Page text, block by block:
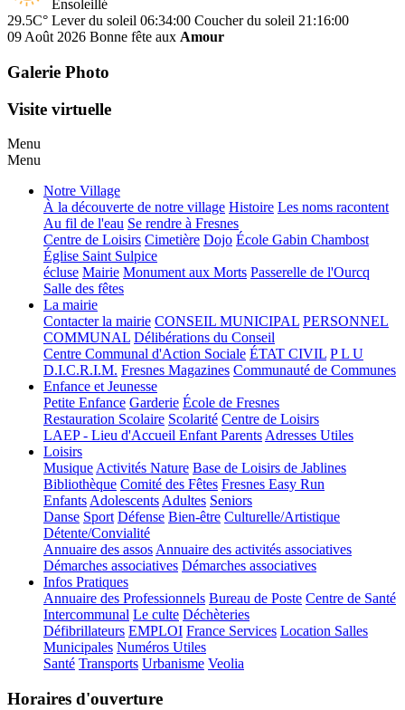
Ensoleillé
29.5C° Lever du soleil 06:34:00 Coucher du soleil 21:16:00
09 Août 2026 Bonne fête aux Amour
Galerie Photo
Visite virtuelle
Menu
Menu
Notre Village
À la découverte de notre village Histoire Les noms racontent
Au fil de l'eau Se rendre à Fresnes
Centre de Loisirs Cimetière Dojo École Gabin Chambost
Église Saint Sulpice
écluse Mairie Monument aux Morts Passerelle de l'Ourcq
Salle des fêtes
La mairie
Contacter la mairie CONSEIL MUNICIPAL PERSONNEL
COMMUNAL Délibérations du Conseil
Centre Communal d'Action Sociale ÉTAT CIVIL P L U
D.I.C.R.I.M. Fresnes Magazines Communauté de Communes
Enfance et Jeunesse
Petite Enfance Garderie École de Fresnes
Restauration Scolaire Scolarité Centre de Loisirs
LAEP - Lieu d'Accueil Enfant ParentsAdresses Utiles
Loisirs
MusiqueActivités Nature Base de Loisirs de Jablines
Bibliothèque Comité des Fêtes Fresnes Easy Run
EnfantsAdolescentsAdultes Seniors
Danse Sport Défense Bien-être Culturelle/Artistique
Détente/Convialité
Annuaire des assosAnnuaire des activités associatives
Démarches associatives Démarches associatives
Infos Pratiques
Annuaire des Professionnels Bureau de Poste Centre de Santé
Intercommunal Le culte Déchèteries
Défibrillateurs EMPLOI France Services Location Salles
Municipales Numéros Utiles
Santé Transports Urbanisme Veolia
Horaires d'ouverture